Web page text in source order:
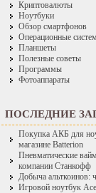
Криптовалюты
Ноутбуки
Обзор смартфонов
Операционные
Планшеты
Полезные советы
Программы
Фотоаппараты
ПОСЛЕДНИЕ
Покупка АКБ для
магазине Batterion
Пневматические
компании Станкофф
Добыча альткоинов:
Игровой ноутбук